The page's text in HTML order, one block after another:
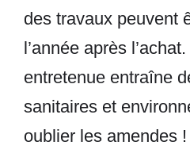
des travaux peuvent
l’année après
entretenue entraîne
sanitaires et
oublier les amendes !